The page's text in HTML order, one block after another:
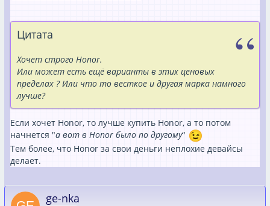
Цитата
Хочет строго Honor.
Или может есть ещё варианты в этих ценовых
пределах ? Или что то весткое и другая марка намного
лучше?
Если хочет Honor, то лучше купить Honor, а то потом
начнется "а вот в Honor было по другому"
Тем более, что Honor за свои деньги неплохие девайсы
делает.
ge-nka